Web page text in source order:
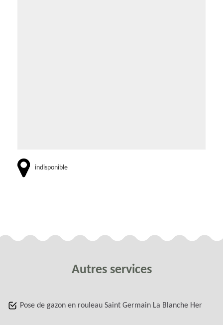
indisponible
Autres services
Pose de gazon en rouleau Saint Germain La Blanche Her